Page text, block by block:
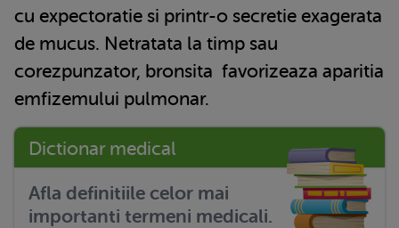
cu expectoratie si printr-o secretie exagerata
de mucus. Netratata la timp sau
corezpunzator, bronsita favorizeaza aparitia
emfizemului pulmonar.
Dictionar medical
Afla definitiile celor mai
importanti termeni medicali.